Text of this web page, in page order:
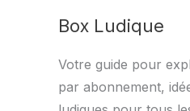
Box Ludique
Votre guide pour
par abonnement,